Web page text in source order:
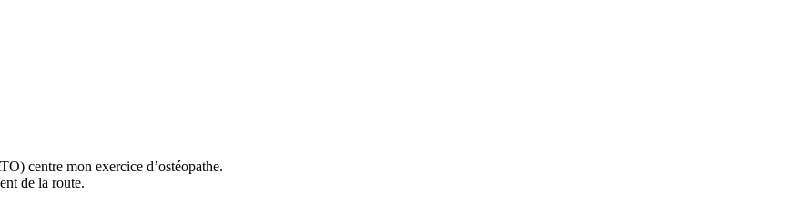
centre mon exercice d’ostéopathe.
de la route.